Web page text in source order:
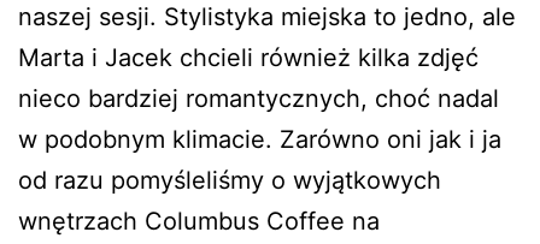
naszej sesji. Stylistyka miejska to jedno, ale
Marta i Jacek chcieli również kilka zdjęć
nieco bardziej romantycznych, choć nadal
w podobnym klimacie. Zarówno oni jak i ja
od razu pomyśleliśmy o wyjątkowych
wnętrzach Columbus Coffee na